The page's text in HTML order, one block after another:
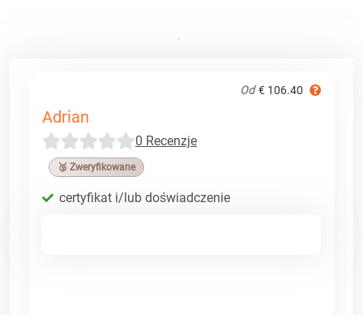
Od € 106.40
Adrian
0 Recenzje
🥉 Zweryfikowane
certyfikat i/lub doświadczenie